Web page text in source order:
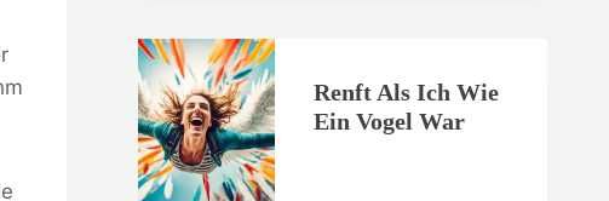
Renft Als Ich Wie
Ein Vogel War